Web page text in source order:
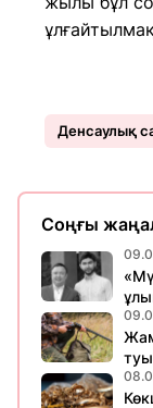
Денсаулық
Соңғы